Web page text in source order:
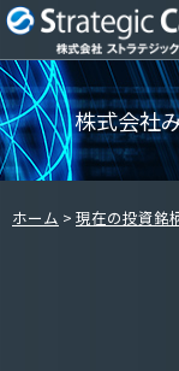
株式会社
ホーム 現在の投資銘